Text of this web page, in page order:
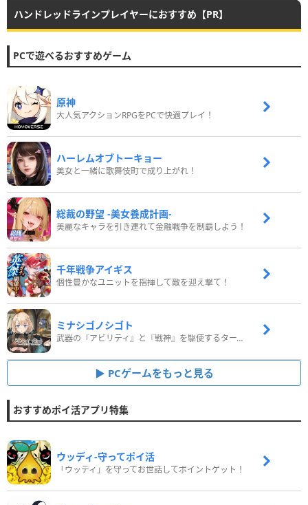
ハンドレッドラインプレイヤーにおすすめ【PR】
PCで遊べるおすすめゲーム
原神
大人気アクションRPGをPCで快適プレイ！
ハーレムオブトーキョー
美女と一緒に歌舞伎町で成り上がれ！
総裁の野望 -美女養成計画-
美麗なキャラを引き連れて金融戦争を制覇しよう！
千年戦争アイギス
個性豊かなユニットを指揮して敵を迎え撃て！
ミナシゴノシゴト
武器の『アビリティ』と『戦神』を駆使するターン制コマンドバトルRPG！
PCゲームをもっと見る
おすすめポイ活アプリ特集
ウッディ‐守ってポイ活
「ウッディ」を守ってお世話してポイントゲット！